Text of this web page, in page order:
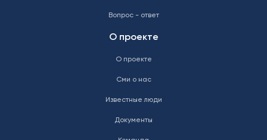
Вопрос - ответ
О проекте
О проекте
Сми о нас
Известные люди
Документы